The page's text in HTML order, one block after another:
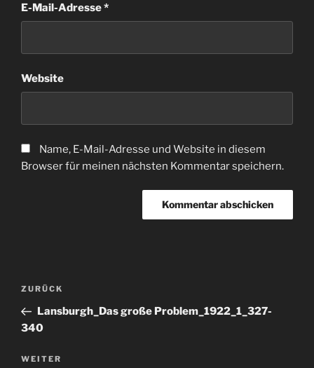
E-Mail-Adresse*
Website
Name, E-Mail-Adresse und Website in diesem
Browser für meinen nächsten Kommentar speichern.
Beitragsnavigation
Vorheriger
Beitrag
ZURÜCK
Lansburgh_Das große Problem_1922_1_327-
340
Nächster
WEITER